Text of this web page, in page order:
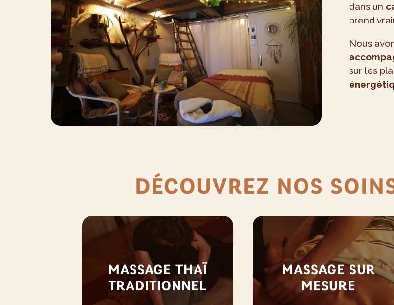
dans un
prend
Nous
sur les
DÉCOUVREZ NOS
MASSAGE THAÏ
TRADITIONNEL
MASSAGE SUR
MESURE